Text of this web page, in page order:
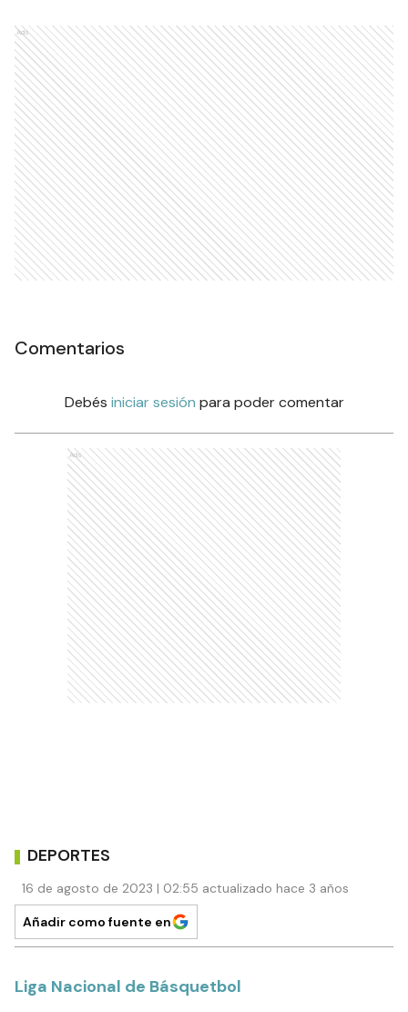
Ads
Comentarios
Debés iniciar sesión para poder comentar
Ads
DEPORTES
16 de agosto de 2023 | 02:55 actualizado hace 3 años
Añadir como fuente en
Liga Nacional de Básquetbol